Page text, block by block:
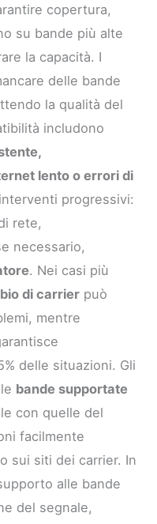
copertura,
su bande più alte
la capacità. I
delle bande
la qualità del
includono
lento o errori di
progressivi:
rete,
necessario,
. Nei casi più
di carrier può
mentre
delle situazioni. Gli
bande supportate
con quelle del
facilmente
sui siti dei carrier. In
alle bande
del segnale,